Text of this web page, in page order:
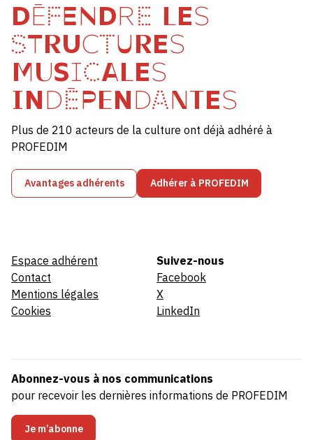
DÉFENDRE LES
STRUCTURES
MUSICALES
INDÉPENDANTES
Plus de 210 acteurs de la culture ont déjà adhéré à
PROFEDIM
Avantages adhérents Adhérer à PROFEDIM
Espace adhérent
Contact
Mentions légales
Cookies
Suivez-nous
Facebook
X
LinkedIn
Abonnez-vous à nos communications
pour recevoir les dernières informations de PROFEDIM
Je m’abonne